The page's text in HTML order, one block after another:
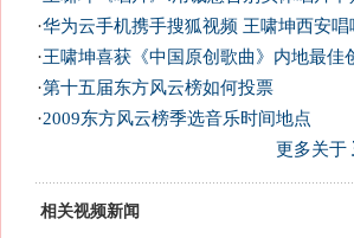
·华为云手机携手搜狐视频 王啸坤西安唱
·王啸坤喜获《中国原创歌曲》内地最佳
·第十五届东方风云榜如何投票
·2009东方风云榜季选音乐时间地点
更多关于
相关视频新闻